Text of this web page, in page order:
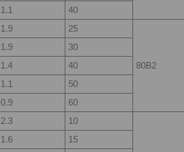
1.1 40
1.9 25
80B2
1.9 30
1.4 40
1.1 50
0.9 60
2.3 10
1.6 15